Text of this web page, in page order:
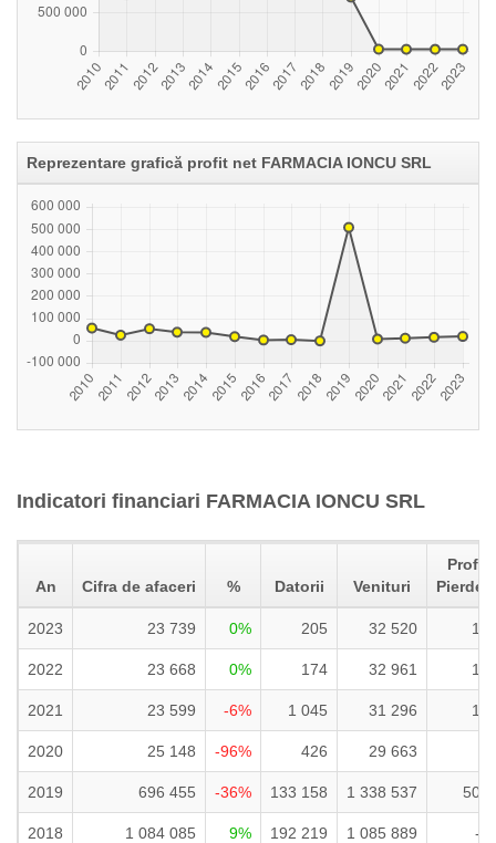
Reprezentare grafică profit net FARMACIA IONCU SRL
Indicatori financiari FARMACIA IONCU SRL
An Cifra de afaceri % Datorii Venituri
Profit
2023 23 739 0% 205 32 520 18
2022 23 668 0% 174 32 961 14
2021 23 599 -6% 1 045 31 296 10
2020 25 148 -96% 426 29 663
2019 696 455 -36% 133 158 1 338 537 507
2018 1 084 085 9% 192 219 1 085 889 -2